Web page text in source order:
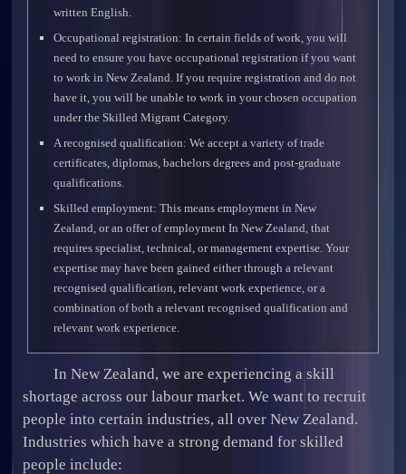
written English.
Occupational registration: In certain fields of work, you will
need to ensure you have occupational registration if you want
to work in New Zealand. If you require registration and do not
have it, you will be unable to work in your chosen occupation
under the Skilled Migrant Category.
A recognised qualification: We accept a variety of trade
certificates, diplomas, bachelors degrees and post-graduate
qualifications.
Skilled employment: This means employment in New
Zealand, or an offer of employment In New Zealand, that
requires specialist, technical, or management expertise. Your
expertise may have been gained either through a relevant
recognised qualification, relevant work experience, or a
combination of both a relevant recognised qualification and
relevant work experience.
In New Zealand, we are experiencing a skill
shortage across our labour market. We want to recruit
people into certain industries, all over New Zealand.
Industries which have a strong demand for skilled
people include: